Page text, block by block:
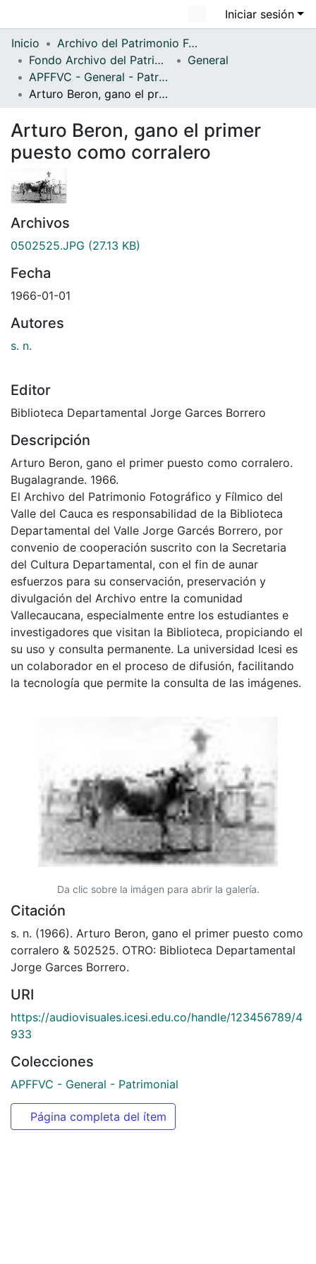
Comunidades
Inicio
APFFVC - General - Patrimonial
Arturo Beron, gano el primer puesto como corralero
Arturo Beron, gano el primer
puesto como corralero
Archivos
0502525.JPG
Fecha
1966-01-01
s. n.
Editor
Biblioteca Departamental Jorge Garces Borrero
Descripción
Arturo Beron, gano el primer puesto como corralero.
Bugalagrande. 1966.
El Archivo del Patrimonio Fotográfico y Fílmico del
Valle del Cauca es responsabilidad de la Biblioteca
Departamental del Valle Jorge Garcés Borrero, por
convenio de cooperación suscrito con la Secretaria
del Cultura Departamental, con el fin de aunar
esfuerzos para su conservación, preservación y
divulgación del Archivo entre la comunidad
Vallecaucana, especialmente entre los estudiantes e
investigadores que visitan la Biblioteca, propiciando el
la tecnología que permite la consulta de las imágenes.
Da clic sobre la imágen para abrir la galería.
Citación
corralero & 502525. OTRO: Biblioteca Departamental
Jorge Garces Borrero.
https://audiovisuales.icesi.edu.co/handle/123456789/4
933
Colecciones